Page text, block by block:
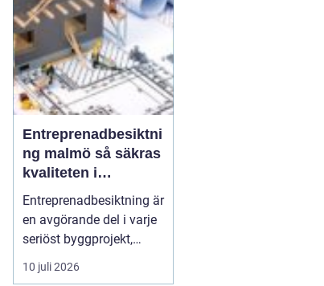
regionen tittar på hur de
kan byta från direktver...
Entreprenadbesiktni
ng malmö så säkras
kvaliteten i
byggprojekt
Entreprenadbesiktning är
en avgörande del i varje
seriöst byggprojekt,
oavsett om det handlar
om en mindre
10 juli 2026